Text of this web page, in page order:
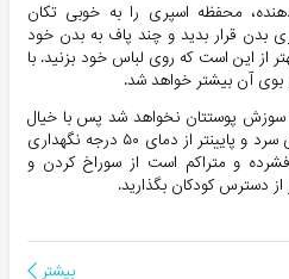
محفظه اسپری را به خوبی تکان
فاصله ۱۵ سانتی‌متری بدن قرار بدید و چند پاف به بدن خود
از این است که روی لباس خود بزنید. با
آن بیشتر خواهد شد.
سوزش پوستتان نخواهد شد پس با خیال
راحت از آن استفاده نمایید. در جای سرد و پایینتر از دمای ۵۰ درجه نگهداری
و متراکم است از سوراخ کردن و
دسترس کودکان بگذارید.
بیشتر